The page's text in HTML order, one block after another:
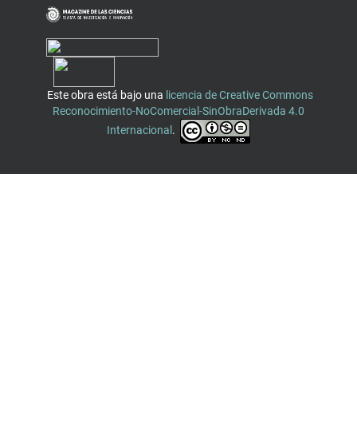
Este obra está bajo una licencia de Creative Commons
Reconocimiento-NoComercial-SinObraDerivada 4.0
Internacional .